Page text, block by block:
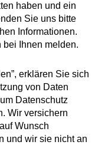
haben und ein
Sie uns bitte
Informationen.
Ihnen melden.
erklären Sie sich
von Daten
Datenschutz
Wir versichern
Wunsch
und wir sie nicht an